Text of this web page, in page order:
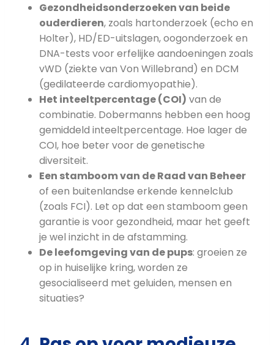
Gezondheidsonderzoeken van beide
ouderdieren, zoals hartonderzoek (echo en
Holter), HD/ED-uitslagen, oogonderzoek en
DNA-tests voor erfelijke aandoeningen zoals
vWD (ziekte van Von Willebrand) en DCM
(gedilateerde cardiomyopathie).
Het inteeltpercentage (COI) van de
combinatie. Dobermanns hebben een hoog
gemiddeld inteeltpercentage. Hoe lager de
COI, hoe beter voor de genetische
diversiteit.
Een stamboom van de Raad van Beheer
of een buitenlandse erkende kennelclub
(zoals FCI). Let op dat een stamboom geen
garantie is voor gezondheid, maar het geeft
je wel inzicht in de afstamming.
De leefomgeving van de pups: groeien ze
op in huiselijke kring, worden ze
gesocialiseerd met geluiden, mensen en
situaties?